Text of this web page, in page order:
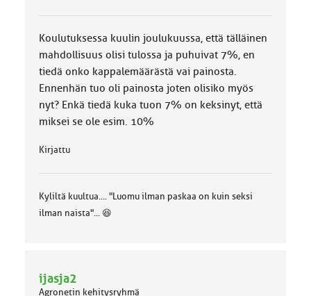
k
a
:
Koulutuksessa kuulin joulukuussa, että tälläinen
mahdollisuus olisi tulossa ja puhuivat 7%, en
tiedä onko kappalemäärästä vai painosta.
Ennenhän tuo oli painosta joten olisiko myös
nyt? Enkä tiedä kuka tuon 7% on keksinyt, että
miksei se ole esim. 10%
Kirjattu
Kyliltä kuultua.... "Luomu ilman paskaa on kuin seksi
ilman naista"... 😆
ijasja2
Agronetin kehitysryhmä